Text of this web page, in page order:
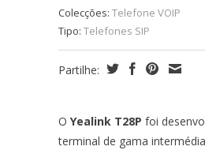
Colecções: Telefone VOIP
Tipo: Telefones SIP
Partilhe:
O Yealink T28P foi
terminal de gama